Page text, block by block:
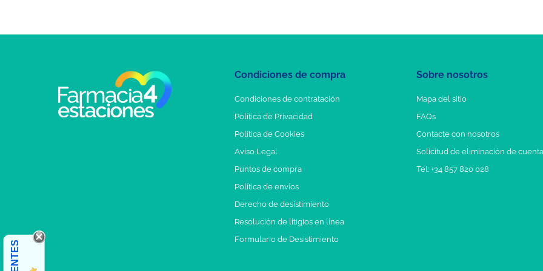
Condiciones de compra
Condiciones de contratación
Política de Privacidad
Política de Cookies
Aviso Legal
Puntos de compra
Política de envíos
Derecho de desistimiento
Resolución de litigios en línea
Formulario de Desistimiento
Sobre nosotros
Mapa del sitio
FAQs
Contacte con nosotros
Solicitud de eliminación de cuenta
Tel: +34 857 820 028